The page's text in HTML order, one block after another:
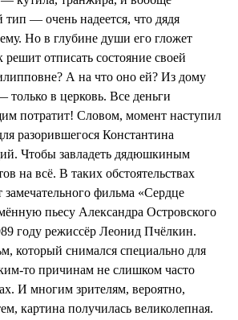
— очень надеется, что дядя
Но в глубине души его гложет
решит отписать состояние своей
А на что оно ей? Из дому
в церковь. Все деньги
потратит! Словом, момент наступил
разорившегося Константина
Чтобы завладеть дядюшкиным
на всё. В таких обстоятельствах
замечательного фильма «Сердце
пьесу Александра Островского
году режиссёр Леонид Пчёлкин.
который снимался специально для
то причинам не слишком часто
И многим зрителям, вероятно,
картина получилась великолепная.